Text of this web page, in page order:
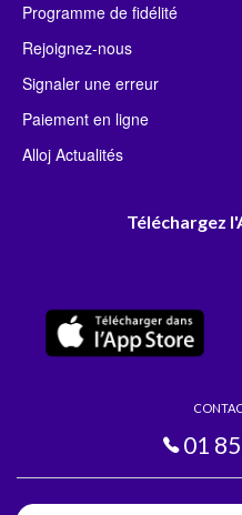
Programme de fidélité
Rejoignez-nous
Signaler une erreur
Paiement en ligne
Alloj Actualités
Téléchargez
01